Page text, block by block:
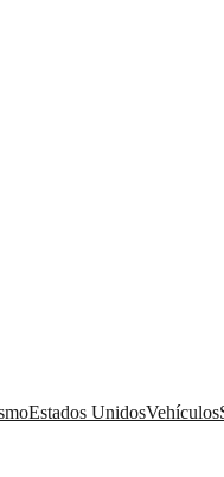
Estados UnidosVehículos